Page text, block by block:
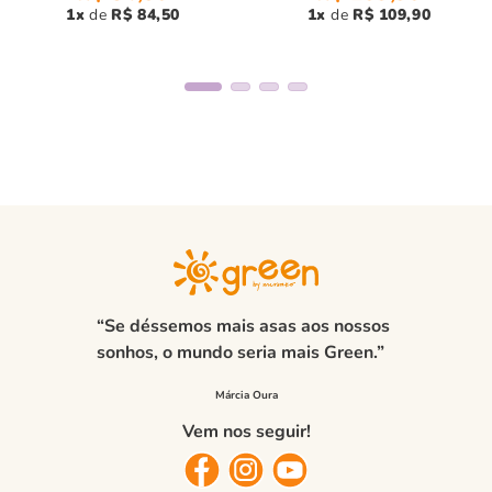
1 R$ 84,50 1 R$ 109,90
“Se déssemos mais asas aos nossos
sonhos, o mundo seria mais Green.”
Vem nos seguir!